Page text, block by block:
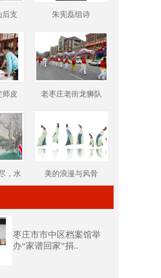
后支 朱宪磊组诗
师皮 老枣庄老街龙狮队
，水 美的浪漫与风骨
枣庄市市中区档案馆举
办“家谱回家”捐..